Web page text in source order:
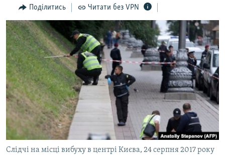
Перейти
до
пошуку
ПОГЛЯД
ІНТЕРВ'Ю
ВСЕ ЗА ДЕНЬ
СПЕЦПРОЕКТИ
ДЕПОРТАЦІЯ
ВІДЕОУРОКИ «ELIFBE»
СВІДЧЕННЯ ОКУПАЦІЇ
УКРАЇНСЬКА ПРОБЛЕМА КРИМУ
ІНФОГРАФІКА
ЯК ОБІЙТИ БЛОКУВАННЯ
Русский
Qırımtatar
ДОЛУЧАЙСЯ!
Поділитись Читати без VPN
Слідчі на місці вибуху в центрі Києва, 24 серпня 2017 року